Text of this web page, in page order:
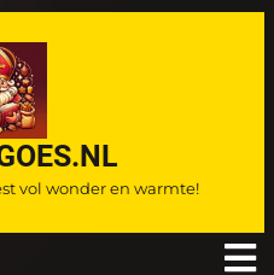
vol wonder en warmte!